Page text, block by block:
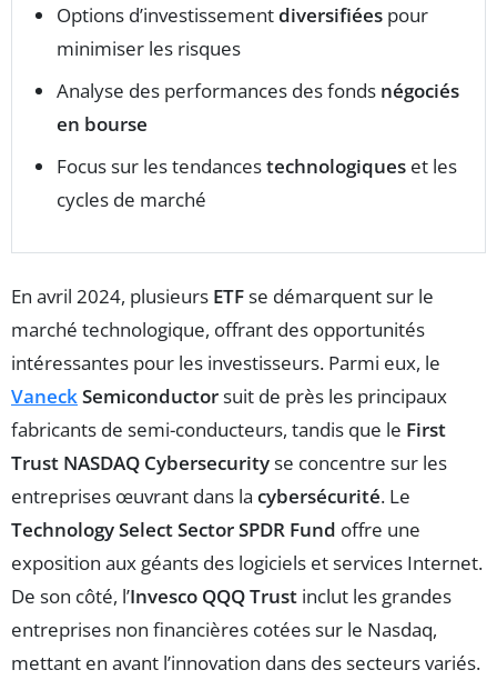
Options d’investissementdiversifiées pour
minimiser les risques
Analyse des performances des fonds négociés
en bourse
Focus sur les tendancestechnologiques et les
cycles de marché
En avril 2024, plusieurs ETFse démarquent sur le
marché technologique, offrant des opportunités
intéressantes pour les investisseurs. Parmi eux, le
VaneckSemiconductorsuit de près les principaux
fabricants de semi-conducteurs, tandis que le First
Trust NASDAQ Cybersecurityse concentre sur les
entreprises œuvrant dans la cybersécurité. Le
Technology Select Sector SPDR Fund offre une
exposition aux géants des logiciels et services Internet.
De son côté, l’Invesco QQQ Trust inclut les grandes
entreprises non financières cotées sur le Nasdaq,
mettant en avant l’innovation dans des secteurs variés.